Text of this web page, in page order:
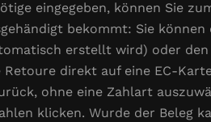
eingegeben, können Sie
bekommt: Sie können
erstellt wird) oder
Retoure direkt auf eine EC-
ohne eine Zahlart
klicken. Wurde der Beleg